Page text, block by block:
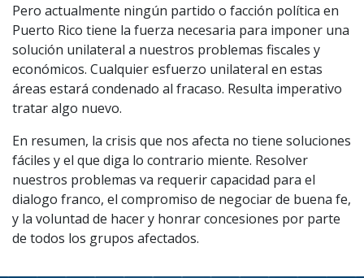
Pero actualmente ningún partido o facción política en
Puerto Rico tiene la fuerza necesaria para imponer una
solución unilateral a nuestros problemas fiscales y
económicos. Cualquier esfuerzo unilateral en estas
áreas estará condenado al fracaso. Resulta imperativo
tratar algo nuevo.
En resumen, la crisis que nos afecta no tiene soluciones
fáciles y el que diga lo contrario miente. Resolver
nuestros problemas va requerir capacidad para el
dialogo franco, el compromiso de negociar de buena fe,
y la voluntad de hacer y honrar concesiones por parte
de todos los grupos afectados.